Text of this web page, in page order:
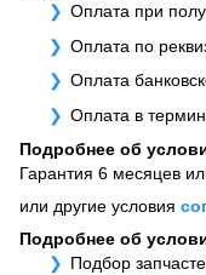
Оплата при
Оплата по
Оплата
Оплата в
Подробнее об
Гарантия 6 месяцев
или другие условия
Подробнее об
Подбор